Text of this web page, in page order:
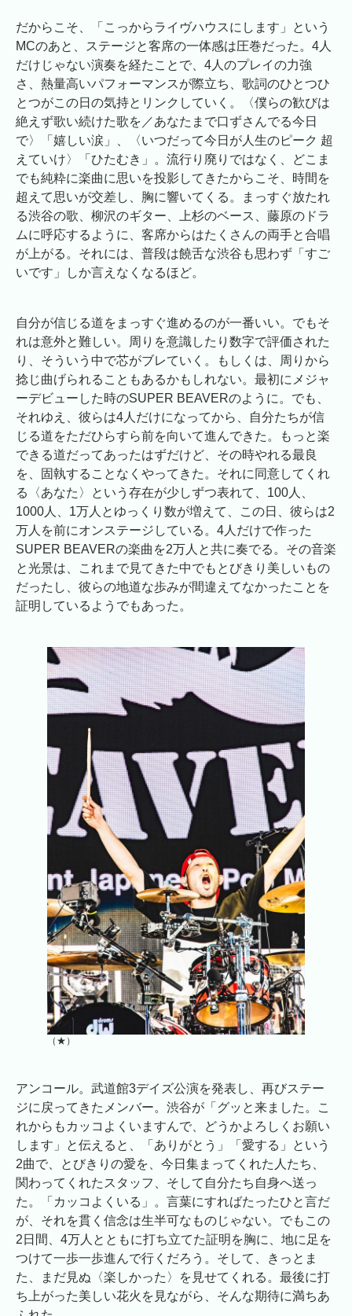
だからこそ、「こっからライヴハウスにします」という
MCのあと、ステージと客席の一体感は圧巻だった。4人
だけじゃない演奏を経たことで、4人のプレイの力強
さ、熱量高いパフォーマンスが際立ち、歌詞のひとつひ
とつがこの日の気持とリンクしていく。〈僕らの歓びは
絶えず歌い続けた歌を／あなたまで口ずさんでる今日
で〉「嬉しい涙」、〈いつだって今日が人生のピーク 超
えていけ〉「ひたむき」。流行り廃りではなく、どこま
でも純粋に楽曲に思いを投影してきたからこそ、時間を
超えて思いが交差し、胸に響いてくる。まっすぐ放たれ
る渋谷の歌、柳沢のギター、上杉のベース、藤原のドラ
ムに呼応するように、客席からはたくさんの両手と合唱
が上がる。それには、普段は饒舌な渋谷も思わず「すご
いです」しか言えなくなるほど。
自分が信じる道をまっすぐ進めるのが一番いい。でもそ
れは意外と難しい。周りを意識したり数字で評価された
り、そういう中で芯がブレていく。もしくは、周りから
捻じ曲げられることもあるかもしれない。最初にメジャ
ーデビューした時のSUPER BEAVERのように。でも、
それゆえ、彼らは4人だけになってから、自分たちが信
じる道をただひらすら前を向いて進んできた。もっと楽
できる道だってあったはずだけど、その時やれる最良
を、固執することなくやってきた。それに同意してくれ
る〈あなた〉という存在が少しずつ表れて、100人、
1000人、1万人とゆっくり数が増えて、この日、彼らは2
万人を前にオンステージしている。4人だけで作った
SUPER BEAVERの楽曲を2万人と共に奏でる。その音楽
と光景は、これまで見てきた中でもとびきり美しいもの
だったし、彼らの地道な歩みが間違えてなかったことを
証明しているようでもあった。
（★）
アンコール。武道館3デイズ公演を発表し、再びステー
ジに戻ってきたメンバー。渋谷が「グッと来ました。こ
れからもカッコよくいますんで、どうかよろしくお願い
します」と伝えると、「ありがとう」「愛する」という
2曲で、とびきりの愛を、今日集まってくれた人たち、
関わってくれたスタッフ、そして自分たち自身へ送っ
た。「カッコよくいる」。言葉にすればたったひと言だ
が、それを貫く信念は生半可なものじゃない。でもこの
2日間、4万人とともに打ち立てた証明を胸に、地に足を
つけて一歩一歩進んで行くだろう。そして、きっとま
た、まだ見ぬ〈楽しかった〉を見せてくれる。最後に打
ち上がった美しい花火を見ながら、そんな期待に満ちあ